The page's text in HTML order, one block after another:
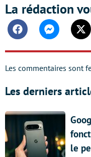
La rédaction
FacebookMessenger
Les commentaires sont
Les derniers
le